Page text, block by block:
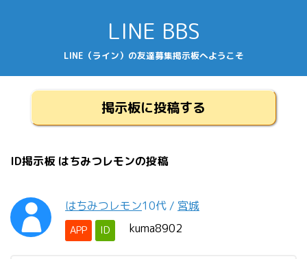
LINE BBS
LINE（ライン）の友達募集掲示板へようこそ
掲示板に投稿する
ID掲示板 はちみつレモンの投稿
はちみつレモン10代 / 宮城
APP ID kuma8902